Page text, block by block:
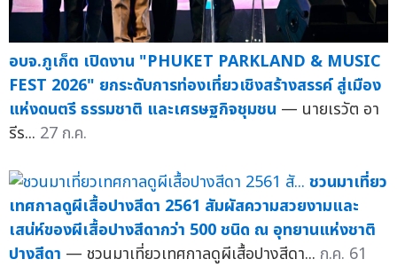
อบจ.ภูเก็ต เปิดงาน "PHUKET PARKLAND & MUSIC
FEST 2026" ยกระดับการท่องเที่ยวเชิงสร้างสรรค์ สู่เมือง
แห่งดนตรี ธรรมชาติ และเศรษฐกิจชุมชน — นายเรวัต อา
รีร... 27 ก.ค.
ชวนมาเที่ยว
เทศกาลดูผีเสื้อปางสีดา 2561 สัมผัสความสวยงามและ
เสน่ห์ของผีเสื้อปางสีดากว่า 500 ชนิด ณ อุทยานแห่งชาติ
ปางสีดา — ชวนมาเที่ยวเทศกาลดูผีเสื้อปางสีดา... ก.ค. 61